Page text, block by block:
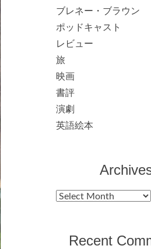
ブレネー・ブラウン
ポッドキャスト
レビュー
旅
映画
書評
演劇
英語絵本
Archives
Recent